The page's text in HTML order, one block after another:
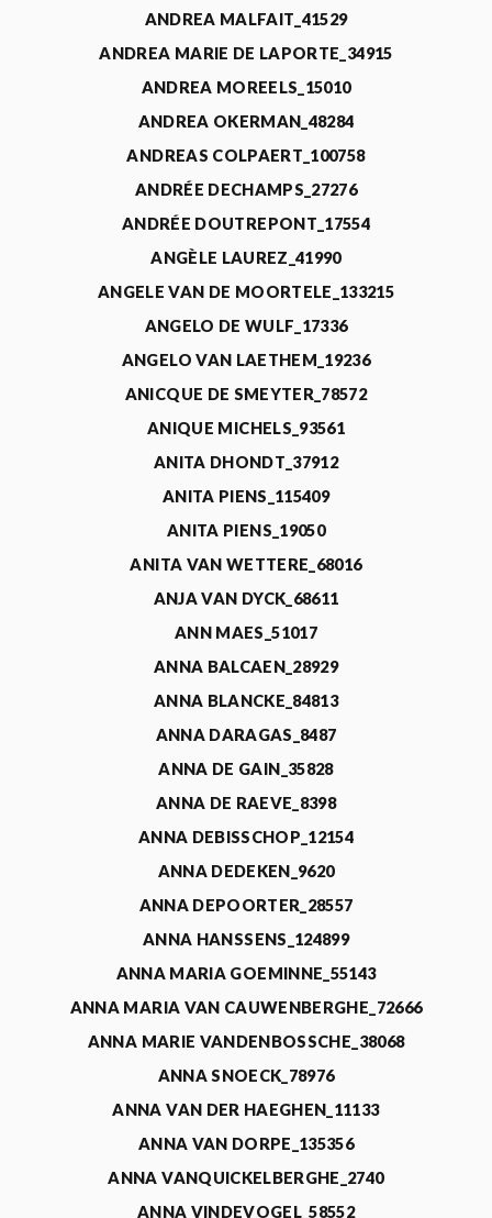
ANDREA MALFAIT_41529
ANDREA MARIE DE LAPORTE_34915
ANDREA MOREELS_15010
ANDREA OKERMAN_48284
ANDREAS COLPAERT_100758
ANDRÉE DECHAMPS_27276
ANDRÉE DOUTREPONT_17554
ANGÈLE LAUREZ_41990
ANGELE VAN DE MOORTELE_133215
ANGELO DE WULF_17336
ANGELO VAN LAETHEM_19236
ANICQUE DE SMEYTER_78572
ANIQUE MICHELS_93561
ANITA DHONDT_37912
ANITA PIENS_115409
ANITA PIENS_19050
ANITA VAN WETTERE_68016
ANJA VAN DYCK_68611
ANN MAES_51017
ANNA BALCAEN_28929
ANNA BLANCKE_84813
ANNA DARAGAS_8487
ANNA DE GAIN_35828
ANNA DE RAEVE_8398
ANNA DEBISSCHOP_12154
ANNA DEDEKEN_9620
ANNA DEPOORTER_28557
ANNA HANSSENS_124899
ANNA MARIA GOEMINNE_55143
ANNA MARIA VAN CAUWENBERGHE_72666
ANNA MARIE VANDENBOSSCHE_38068
ANNA SNOECK_78976
ANNA VAN DER HAEGHEN_11133
ANNA VAN DORPE_135356
ANNA VANQUICKELBERGHE_2740
ANNA VINDEVOGEL_58552